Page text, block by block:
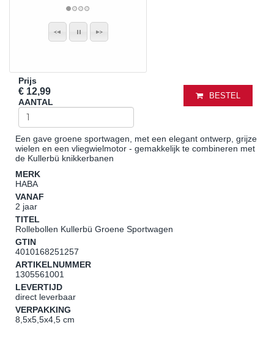
Prijs
€ 12,99
AANTAL
BESTEL
Een gave groene sportwagen, met een elegant ontwerp, grijze
wielen en een vliegwielmotor - gemakkelijk te combineren met
de Kullerbü knikkerbanen
MERK
HABA
VANAF
2 jaar
TITEL
Rollebollen Kullerbü Groene Sportwagen
GTIN
4010168251257
ARTIKELNUMMER
1305561001
LEVERTIJD
direct leverbaar
VERPAKKING
8,5x5,5x4,5 cm